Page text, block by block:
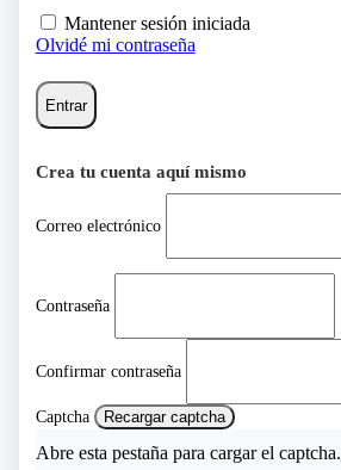
Mantener sesión iniciada
Olvidé mi contraseña
Entrar
Crea tu cuenta aquí mismo
Correo electrónico
Contraseña
Confirmar contraseña
Captcha Recargar captcha
Abre esta pestaña para cargar el captcha.